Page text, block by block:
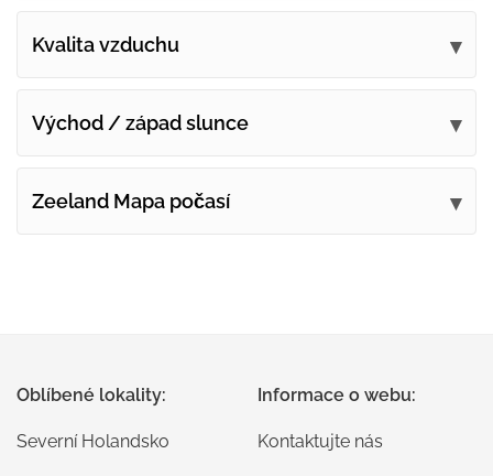
Kvalita vzduchu
Východ / západ slunce
Zeeland Mapa počasí
Oblíbené lokality:
Severní Holandsko
Informace o webu:
Kontaktujte nás